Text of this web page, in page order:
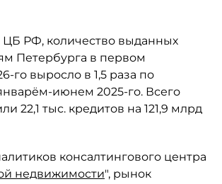
ЦБ РФ, количество выданных
Петербурга в первом
го выросло в 1,5 раза по
июнем 2025-го. Всего
22,1 тыс. кредитов на 121,9 млрд
консалтингового центра
недвижимости", рынок